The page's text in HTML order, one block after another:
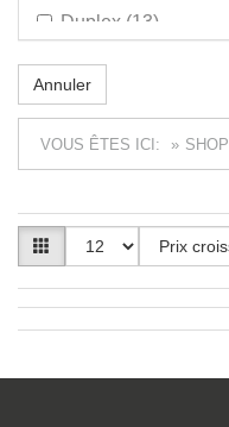
Duplex (13)
Excentr (7)
Fooom (11)
GreenSpeed (5)
Makita (17)
Annuler
VOUS ÊTES ICI: SHOP